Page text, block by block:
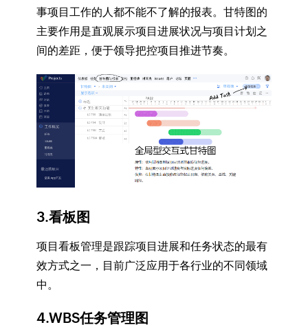
事项目工作的人都不能不了解的报表。甘特图的
主要作用是直观展示项目进展状况与项目计划之
间的差距，便于领导把控项目推进节奏。
3.看板图
项目看板管理是跟踪项目进展和任务状态的最有
效方式之一，目前广泛应用于各行业的不同领域
中。
4.WBS任务管理图